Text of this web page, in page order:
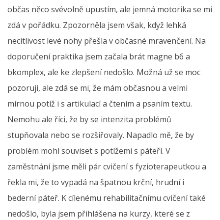
občas něco svévolně upustím, ale jemná motorika se mi
zdá v pořádku. Zpozorněla jsem však, když lehká
necitlivost levé nohy přešla v občasné mravenčení. Na
doporučení praktika jsem začala brát magne b6 a
bkomplex, ale ke zlepšení nedošlo. Možná už se moc
pozoruji, ale zdá se mi, že mám občasnou a velmi
mírnou potíž i s artikulací a čtením a psaním textu.
Nemohu ale říci, že by se intenzita problémů
stupňovala nebo se rozšiřovaly. Napadlo mě, že by
problém mohl souviset s potížemi s páteří. V
zaměstnání jsme měli pár cvičení s fyzioterapeutkou a
řekla mi, že to vypadá na špatnou krční, hrudní i
bederní páteř. K cílenému rehabilitačnímu cvičení také
nedošlo, byla jsem přihlášena na kurzy, které se z